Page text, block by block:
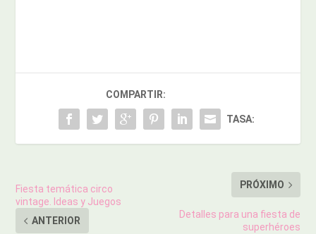
COMPARTIR:
TASA:
Fiesta temática circo
vintage. Ideas y Juegos
ANTERIOR
PRÓXIMO
Detalles para una fiesta de
superhéroes